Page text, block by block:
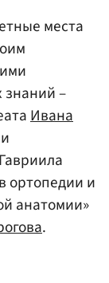
места
знаний –
Ивана
ортопедии и
анатомии»
.